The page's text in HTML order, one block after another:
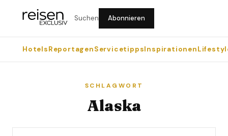
Suchen Abonnieren
HotelsReportagenServicetippsInspirationen
SCHLAGWORT
Alaska